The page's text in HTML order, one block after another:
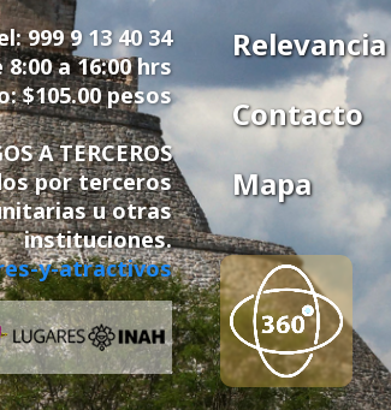
999 9 13 40 34
a 16:00 hrs
$105.00 pesos
A TERCEROS
por terceros
u otras
instituciones.
y-atractivos
Contacto
Mapa